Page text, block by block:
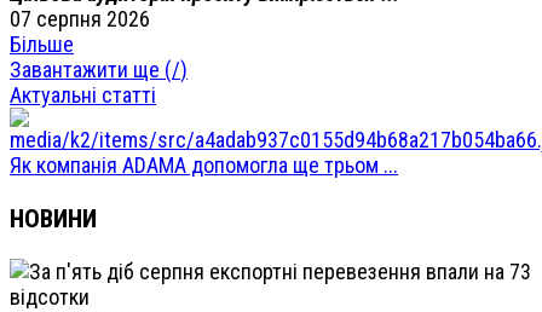
07 серпня 2026
Більше
Завантажити ще (/)
Актуальні статті
Як компанія ADAMA допомогла ще трьом ...
НОВИНИ